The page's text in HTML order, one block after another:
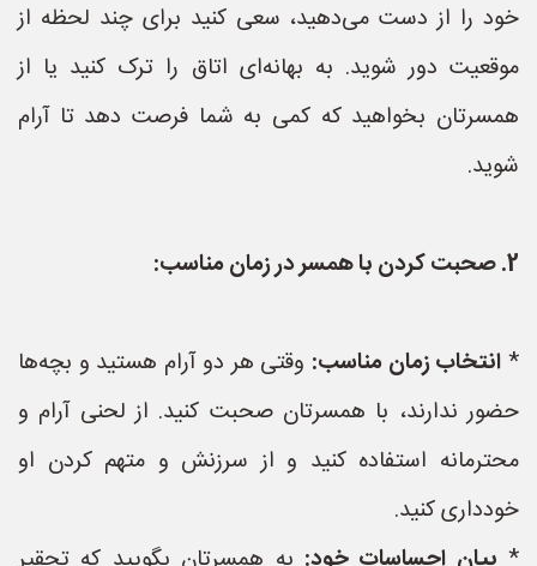
خود را از دست می‌دهید، سعی کنید برای چند لحظه از
موقعیت دور شوید. به بهانه‌ای اتاق را ترک کنید یا از
همسرتان بخواهید که کمی به شما فرصت دهد تا آرام
شوید.
2. صحبت کردن با همسر در زمان مناسب:
* انتخاب زمان مناسب: وقتی هر دو آرام هستید و بچه‌ها
حضور ندارند، با همسرتان صحبت کنید. از لحنی آرام و
محترمانه استفاده کنید و از سرزنش و متهم کردن او
خودداری کنید.